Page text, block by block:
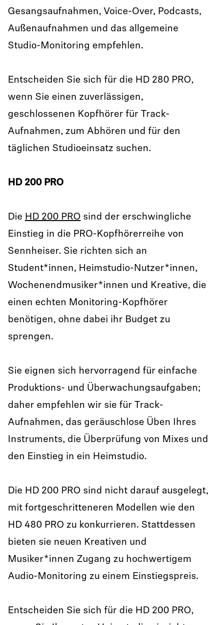
Gesangsaufnahmen, Voice-Over, Podcasts,
Außenaufnahmen und das allgemeine
Studio-Monitoring empfehlen.
Entscheiden Sie sich für die HD 280 PRO,
wenn Sie einen zuverlässigen,
geschlossenen Kopfhörer für Track-
Aufnahmen, zum Abhören und für den
täglichen Studioeinsatz suchen.
HD 200 PRO
Die HD 200 PRO sind der erschwingliche
Einstieg in die PRO-Kopfhörerreihe von
Sennheiser. Sie richten sich an
Student*innen, Heimstudio-Nutzer*innen,
Wochenendmusiker*innen und Kreative, die
einen echten Monitoring-Kopfhörer
benötigen, ohne dabei ihr Budget zu
sprengen.
Sie eignen sich hervorragend für einfache
Produktions- und Überwachungsaufgaben;
daher empfehlen wir sie für Track-
Aufnahmen, das geräuschlose Üben Ihres
Instruments, die Überprüfung von Mixes und
den Einstieg in ein Heimstudio.
Die HD 200 PRO sind nicht darauf ausgelegt,
mit fortgeschritteneren Modellen wie den
HD 480 PRO zu konkurrieren. Stattdessen
bieten sie neuen Kreativen und
Musiker*innen Zugang zu hochwertigem
Audio-Monitoring zu einem Einstiegspreis.
Entscheiden Sie sich für die HD 200 PRO,